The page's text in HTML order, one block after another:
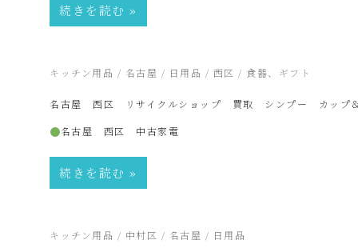
電
続きを読む
2026年3月15日
キッチン用品 / 名古屋 / 日用品 / 西区 / 食器、ギフト
名古屋 西区 リサイクルショップ 買取 シンプー カップ＆
名古屋 西区 中古家電
続きを読む
2025年12月11日
キッチン用品 / 中村区 / 名古屋 / 日用品